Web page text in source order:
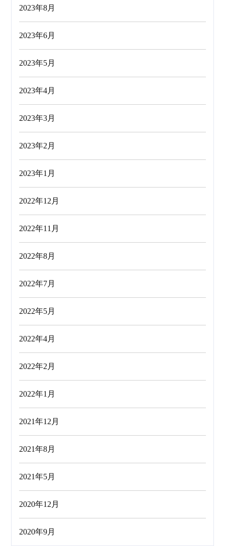
2023年8月
2023年6月
2023年5月
2023年4月
2023年3月
2023年2月
2023年1月
2022年12月
2022年11月
2022年8月
2022年7月
2022年5月
2022年4月
2022年2月
2022年1月
2021年12月
2021年8月
2021年5月
2020年12月
2020年9月